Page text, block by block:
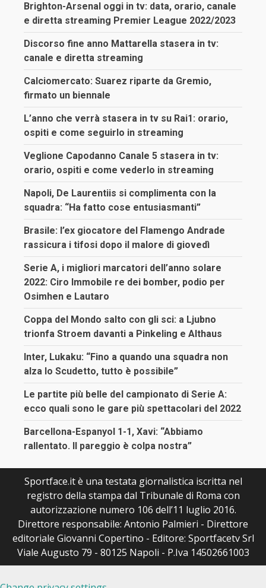
Brighton-Arsenal oggi in tv: data, orario, canale
e diretta streaming Premier League 2022/2023
Discorso fine anno Mattarella stasera in tv:
canale e diretta streaming
Calciomercato: Suarez riparte da Gremio,
firmato un biennale
L’anno che verrà stasera in tv su Rai1: orario,
ospiti e come seguirlo in streaming
Veglione Capodanno Canale 5 stasera in tv:
orario, ospiti e come vederlo in streaming
Napoli, De Laurentiis si complimenta con la
squadra: “Ha fatto cose entusiasmanti”
Brasile: l’ex giocatore del Flamengo Andrade
rassicura i tifosi dopo il malore di giovedì
Serie A, i migliori marcatori dell’anno solare
2022: Ciro Immobile re dei bomber, podio per
Osimhen e Lautaro
Coppa del Mondo salto con gli sci: a Ljubno
trionfa Stroem davanti a Pinkeling e Althaus
Inter, Lukaku: “Fino a quando una squadra non
alza lo Scudetto, tutto è possibile”
Le partite più belle del campionato di Serie A:
ecco quali sono le gare più spettacolari del 2022
Barcellona-Espanyol 1-1, Xavi: “Abbiamo
rallentato. Il pareggio è colpa nostra”
Sportface.it è una testata giornalistica iscritta nel
registro della stampa dal Tribunale di Roma con
autorizzazione numero 106 dell’11 luglio 2016.
Direttore responsabile: Antonio Palmieri - Direttore
editoriale Giovanni Copertino - Editore: Sportfacetv Srl
Viale Augusto 79 - 80125 Napoli - P.Iva 14502661003